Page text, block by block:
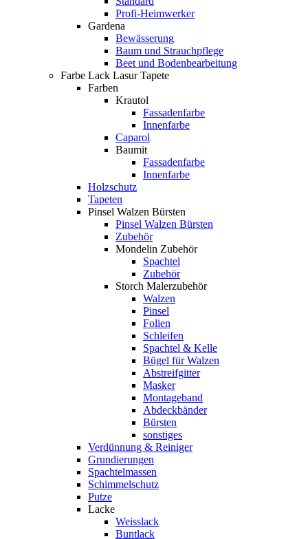
Profi-Heimwerker
Gardena
Bewässerung
Baum und Strauchpflege
Beet und Bodenbearbeitung
Farbe Lack Lasur Tapete
Farben
Krautol
Fassadenfarbe
Innenfarbe
Caparol
Baumit
Fassadenfarbe
Innenfarbe
Holzschutz
Tapeten
Pinsel Walzen Bürsten
Pinsel Walzen Bürsten
Zubehör
Mondelin Zubehör
Spachtel
Zubehör
Storch Malerzubehör
Walzen
Pinsel
Folien
Schleifen
Spachtel & Kelle
Bügel für Walzen
Abstreifgitter
Masker
Montageband
Abdeckbänder
Bürsten
sonstiges
Verdünnung & Reiniger
Grundierungen
Spachtelmassen
Schimmelschutz
Putze
Lacke
Weisslack
Buntlack